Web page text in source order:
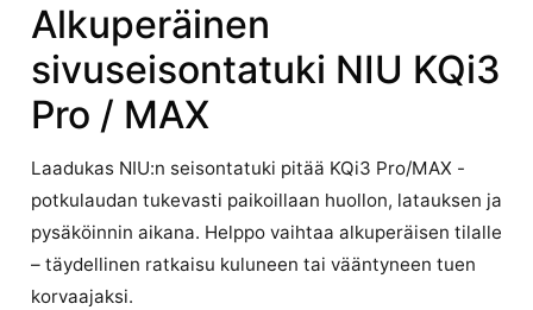
Alkuperäinen
sivuseisontatuki NIU KQi3
Pro / MAX
Laadukas NIU:n seisontatuki pitää KQi3 Pro/MAX -
potkulaudan tukevasti paikoillaan huollon, latauksen ja
pysäköinnin aikana. Helppo vaihtaa alkuperäisen tilalle
– täydellinen ratkaisu kuluneen tai vääntyneen tuen
korvaajaksi.